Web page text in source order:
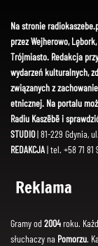
Na stronie
przez Wejherowo,
Trójmiasto. Redakcja
wydarzeń kulturalnych,
związanych z
etnicznej. Na portalu
Radiu Kaszëbë i
STUDIO| 81-229 Gdynia,
REDAKCJA| tel. +58 71 81
Reklama
Gramy od 2004roku.
słuchaczy na Pomorzu.